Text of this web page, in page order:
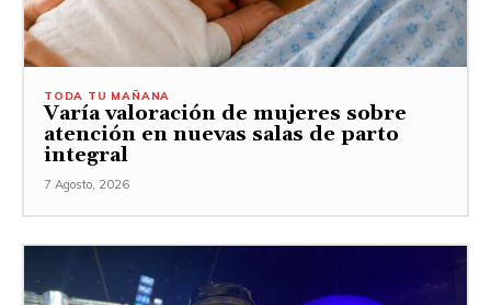
TODA TU MAÑANA
Varía valoración de mujeres sobre
atención en nuevas salas de parto
integral
7 Agosto, 2026